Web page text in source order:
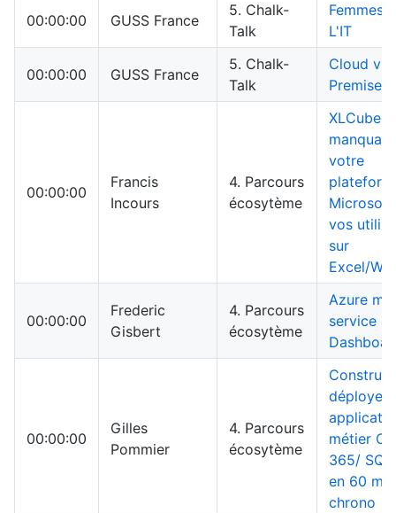
00:00:00 GUSS France
5. Chalk-
Talk
Femmes
L'IT
00:00:00 GUSS France
5. Chalk-
Talk
Cloud vs
Premise
00:00:00
Francis
Incours
4. Parcours
écosytème
votre
Microsoft
vos
sur
Excel/
00:00:00
Frederic
Gisbert
4. Parcours
écosytème
Azure
service
00:00:00
Gilles
Pommier
4. Parcours
écosytème
déployer
métier
365/
en 60
chrono